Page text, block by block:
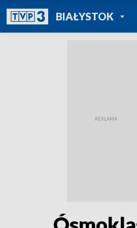
BIAŁYSTOK
POWRÓT
TVP